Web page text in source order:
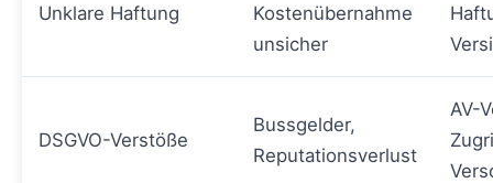
Unklare Haftung
Kostenübernahme
unsicher
DSGVO-Verstöße
Bussgelder,
Reputationsverlust
AV-